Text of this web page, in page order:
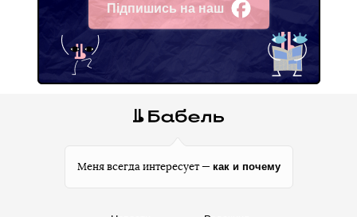
Підпишись на наш
Facebook
Меня всегда интересует — как и почему